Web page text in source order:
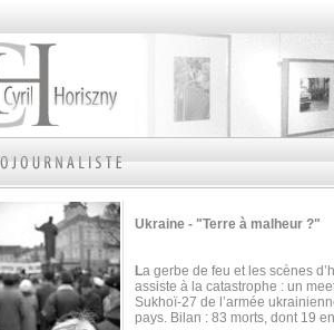
Ukraine - "Terre à malheur ?"
La gerbe de feu et les scènes
assiste à la catastrophe : un
Sukhoï-27 de l’armée
pays. Bilan : 83 morts, dont 19